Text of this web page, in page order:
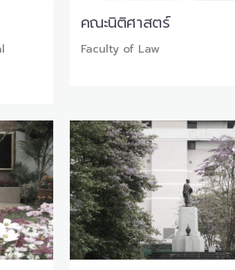
คณะนิติศาสตร์
Faculty of Law